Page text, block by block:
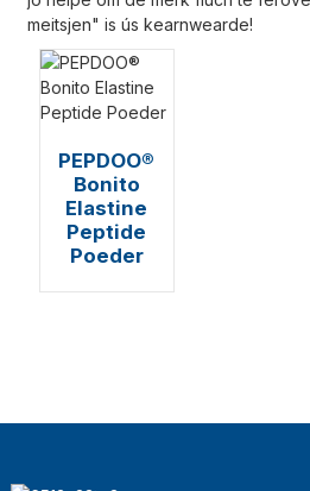
meitsjen" is ús kearnwearde!
PEPDOO®
Bonito
Elastine
Peptide
Poeder